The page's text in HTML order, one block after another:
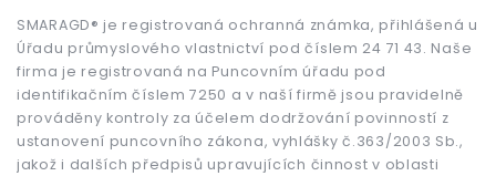
SMARAGD® je registrovaná ochranná známka, přihlášená u
Úřadu průmyslového vlastnictví pod číslem 24 71 43. Naše
firma je registrovaná na Puncovním úřadu pod
identifikačním číslem 7250 a v naší firmě jsou pravidelně
prováděny kontroly za účelem dodržování povinností z
ustanovení puncovního zákona, vyhlášky č.363/2003 Sb.,
jakož i dalších předpisů upravujících činnost v oblasti